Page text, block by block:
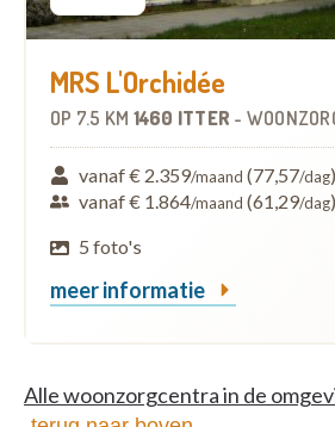
MRS L'Orchidée
OP 7.5 KM 1460 ITTER -
vanaf € 2.359/maand (77,57/dag)
vanaf € 1.864/maand (61,29/dag)
5 foto's
meer informatie
Alle woonzorgcentra in de